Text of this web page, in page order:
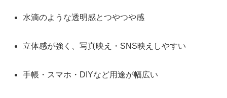
水滴のような透明感とつやつや感
立体感が強く、写真映え・SNS映えしやすい
手帳・スマホ・DIYなど用途が幅広い